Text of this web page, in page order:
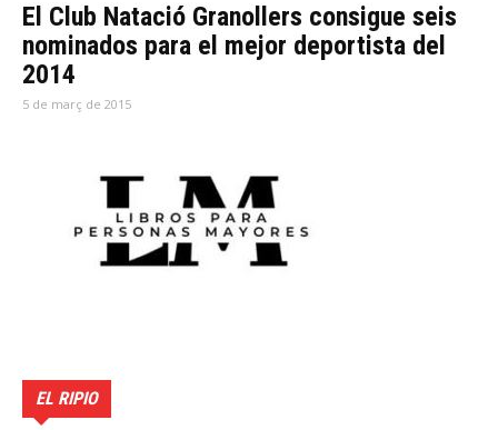
El Club Natació Granollers consigue seis
nominados para el mejor deportista del
2014
5 de març de 2015
EL RIPIO